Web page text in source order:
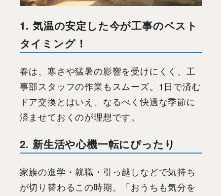
1. 気温の安定した今が工事のベスト
タイミング！
春は、寒さや猛暑の影響を受けにくく、工
事部スタッフの作業もスムーズ。1日で済む
ドア交換とはいえ、なるべく快適な季節に
済ませておくのが理想です。
2. 新生活や心機一転にぴったり
家族の進学・就職・引っ越しなどで気持ち
が切り替わるこの時期。「おうちも気分を